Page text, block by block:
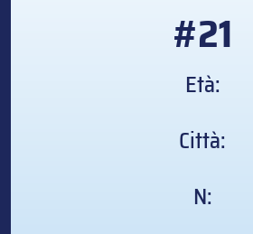
#21
Età:
Città:
N: